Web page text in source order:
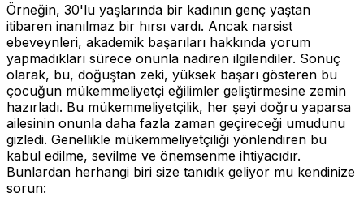
Örneğin, 30'lu yaşlarında bir kadının genç yaştan
itibaren inanılmaz bir hırsı vardı. Ancak narsist
ebeveynleri, akademik başarıları hakkında yorum
yapmadıkları sürece onunla nadiren ilgilendiler. Sonuç
olarak, bu, doğuştan zeki, yüksek başarı gösteren bu
çocuğun mükemmeliyetçi eğilimler geliştirmesine zemin
hazırladı. Bu mükemmeliyetçilik, her şeyi doğru yaparsa
ailesinin onunla daha fazla zaman geçireceği umudunu
gizledi. Genellikle mükemmeliyetçiliği yönlendiren bu
kabul edilme, sevilme ve önemsenme ihtiyacıdır.
Bunlardan herhangi biri size tanıdık geliyor mu kendinize
sorun: